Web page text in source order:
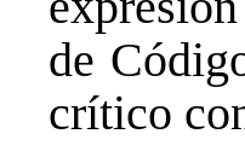
de
crítico